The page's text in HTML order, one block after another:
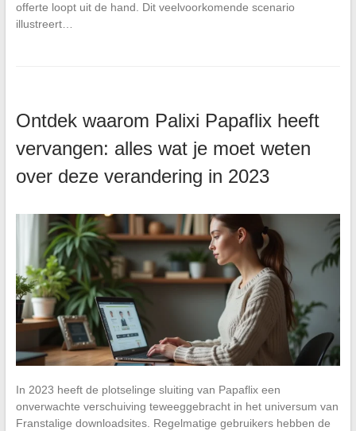
offerte loopt uit de hand. Dit veelvoorkomende scenario
illustreert…
Ontdek waarom Palixi Papaflix heeft
vervangen: alles wat je moet weten
over deze verandering in 2023
In 2023 heeft de plotselinge sluiting van Papaflix een
onverwachte verschuiving teweeggebracht in het universum van
Franstalige downloadsites. Regelmatige gebruikers hebben de